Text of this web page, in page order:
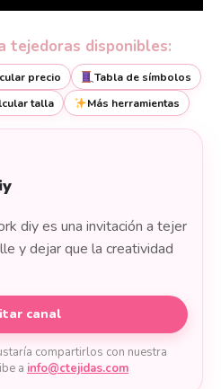
tejedoras disponibles:
precio
Tabla de símbolos
talla Más herramientas
diy es una invitación a tejer
y dejar que la creatividad
canal
compartirlos con nuestra
a info@ctejidas.com